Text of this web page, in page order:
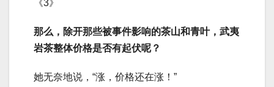
《3》
那么，除开那些被事件影响的茶山和青叶，武夷
岩茶整体价格是否有起伏呢？
她无奈地说，“涨，价格还在涨！”